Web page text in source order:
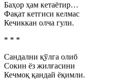
Баҳор ҳам кетаётир…
Фақат кетгиси келмас
Кечиккан олча гули.
* * *
Сандални қўлга олиб
Сокин ёз жилғасини
Кечмоқ қандай ёқимли.